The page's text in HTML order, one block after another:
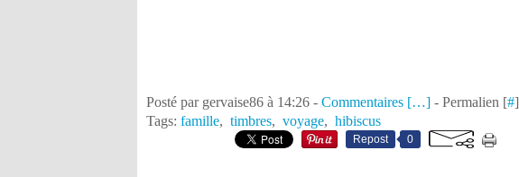
Posté par gervaise86 à 14:26 - Commentaires […] - Permalien [#]
Tags: famille, timbres, voyage, hibiscus
Repost 0